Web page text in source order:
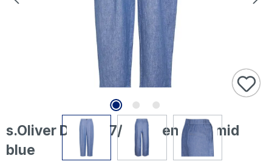
s.Oliver Damen 7/8 Leinenhose mid
blue